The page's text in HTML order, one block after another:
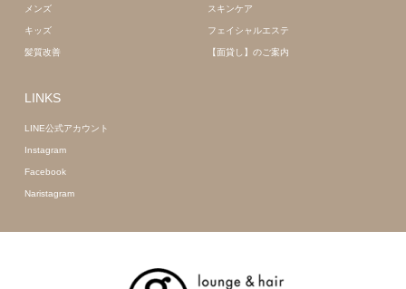
メンズ
キッズ
髪質改善
スキンケア
フェイシャルエステ
【面貸し】のご案内
LINKS
LINE公式アカウント
Instagram
Facebook
Naristagram